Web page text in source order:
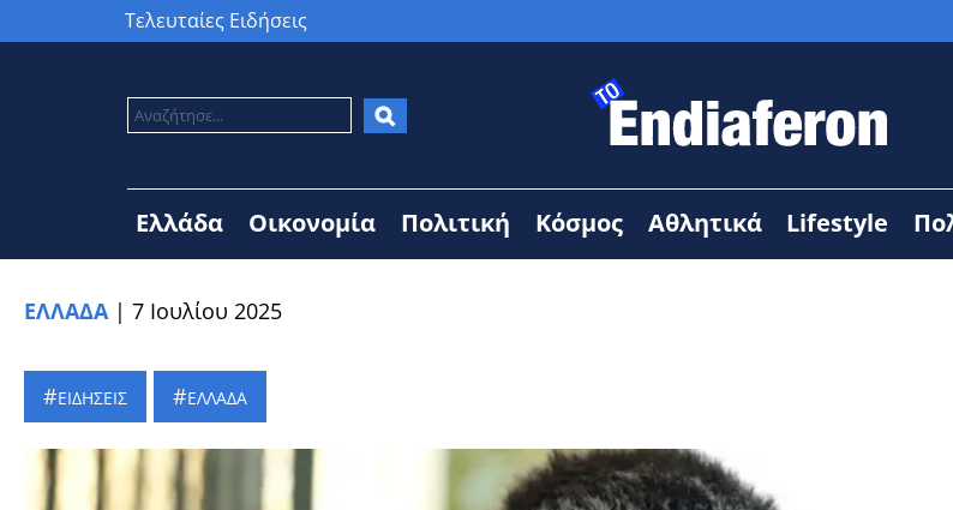
Τελευταίες Ειδήσεις
Ελλάδα Οικονομία Πολιτική Κόσμος Αθλητικά Lifestyle
ΕΛΛΑΔΑ| 7 Ιουλίου 2025
ΕΙΔΗΣΕΙΣ ΕΛΛΑΔΑ